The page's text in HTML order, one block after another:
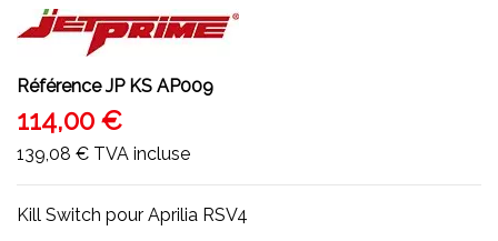
Référence JP KS AP009
114,00 €
139,08 € TVA incluse
Kill Switch pour Aprilia RSV4